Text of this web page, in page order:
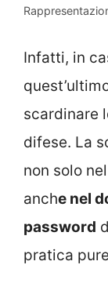
Infatti, in
scardinare
difese. La
non solo
anche nel
password
pratica